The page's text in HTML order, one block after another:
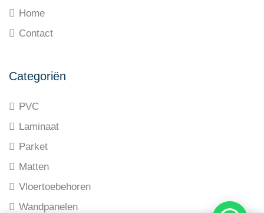
Home
Contact
Categoriën
PVC
Laminaat
Parket
Matten
Vloertoebehoren
Wandpanelen